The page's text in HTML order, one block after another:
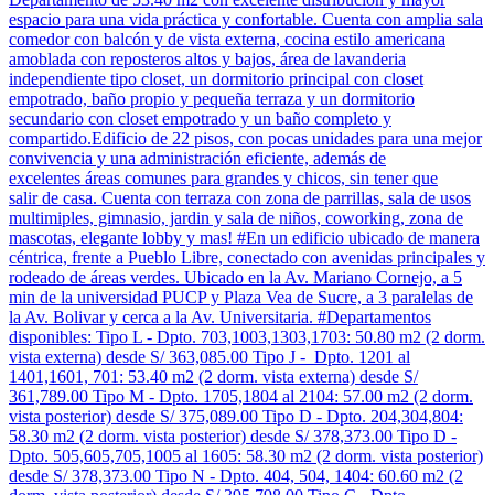
espacio para una vida práctica y confortable. Cuenta con amplia sala
comedor con balcón y de vista externa, cocina estilo americana
amoblada con reposteros altos y bajos, área de lavanderia
independiente tipo closet, un dormitorio principal con closet
empotrado, baño propio y pequeña terraza y un dormitorio
secundario con closet empotrado y un baño completo y
compartido.Edificio de 22 pisos, con pocas unidades para una mejor
convivencia y una administración eficiente, además de
excelentes áreas comunes para grandes y chicos, sin tener que
salir de casa. Cuenta con terraza con zona de parrillas, sala de usos
multimiples, gimnasio, jardin y sala de niños, coworking, zona de
mascotas, elegante lobby y mas! #En un edificio ubicado de manera
céntrica, frente a Pueblo Libre, conectado con avenidas principales y
rodeado de áreas verdes. Ubicado en la Av. Mariano Cornejo, a 5
min de la universidad PUCP y Plaza Vea de Sucre, a 3 paralelas de
la Av. Bolivar y cerca a la Av. Universitaria. #Departamentos
disponibles: Tipo L - Dpto. 703,1003,1303,1703: 50.80 m2 (2 dorm.
vista externa) desde S/ 363,085.00 Tipo J - Dpto. 1201 al
1401,1601, 701: 53.40 m2 (2 dorm. vista externa) desde S/
361,789.00 Tipo M - Dpto. 1705,1804 al 2104: 57.00 m2 (2 dorm.
vista posterior) desde S/ 375,089.00 Tipo D - Dpto. 204,304,804:
58.30 m2 (2 dorm. vista posterior) desde S/ 378,373.00 Tipo D -
Dpto. 505,605,705,1005 al 1605: 58.30 m2 (2 dorm. vista posterior)
desde S/ 378,373.00 Tipo N - Dpto. 404, 504, 1404: 60.60 m2 (2